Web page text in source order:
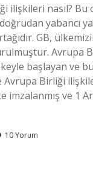
ilişkileri nasıl? Bu
yabancı
GB,
Avrupa
başlayan ve
Avrupa Birliği
imzalanmış ve 1
10 Yorum